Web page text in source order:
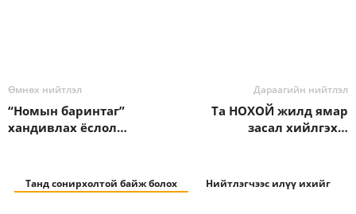
Өмнөх нийтлэл
“Номын баринтаг”
хандивлах ёслол…
Дараагийн нийтлэл
Та НОХОЙ жилд ямар
засал хийлгэх…
Танд сонирхолтой байж болох Нийтлэгчээс илүү ихийг